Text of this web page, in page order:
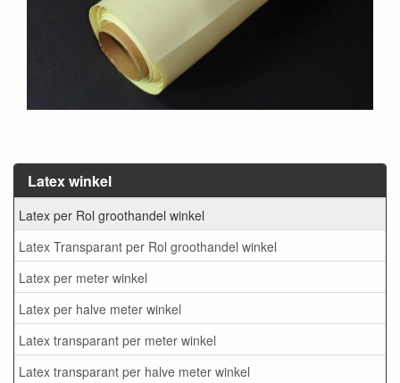
Latex winkel
Latex per Rol groothandel winkel
Latex Transparant per Rol groothandel winkel
Latex per meter winkel
Latex per halve meter winkel
Latex transparant per meter winkel
Latex transparant per halve meter winkel